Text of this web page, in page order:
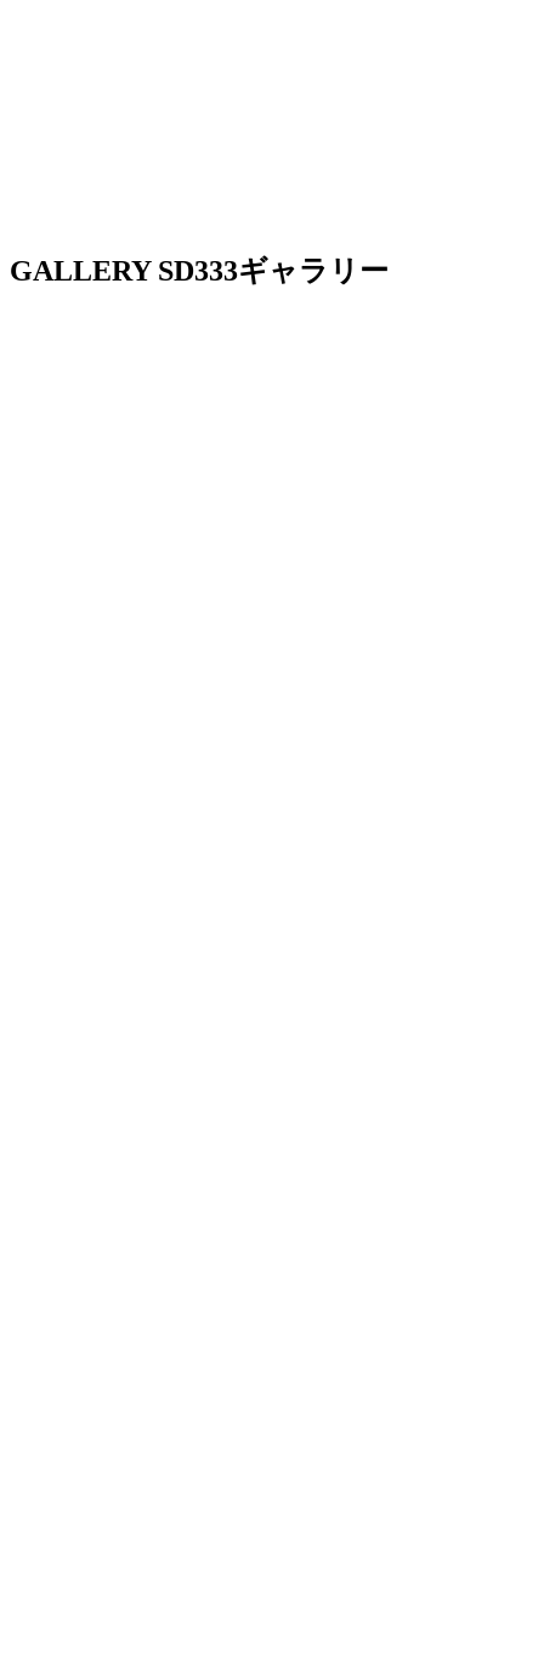
GALLERY SD333ギャラリー